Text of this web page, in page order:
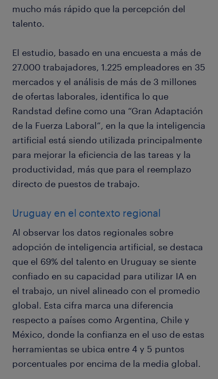
mucho más rápido que la percepción del
talento.
El estudio, basado en una encuesta a más de
27.000 trabajadores, 1.225 empleadores en 35
mercados y el análisis de más de 3 millones
de ofertas laborales, identifica lo que
Randstad define como una “Gran Adaptación
de la Fuerza Laboral”, en la que la inteligencia
artificial está siendo utilizada principalmente
para mejorar la eficiencia de las tareas y la
productividad, más que para el reemplazo
directo de puestos de trabajo.
Uruguay en el contexto regional
Al observar los datos regionales sobre
adopción de inteligencia artificial, se destaca
que el 69% del talento en Uruguay se siente
confiado en su capacidad para utilizar IA en
el trabajo, un nivel alineado con el promedio
global. Esta cifra marca una diferencia
respecto a países como Argentina, Chile y
México, donde la confianza en el uso de estas
herramientas se ubica entre 4 y 5 puntos
porcentuales por encima de la media global.